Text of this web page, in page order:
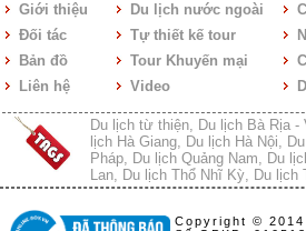
Giới thiệu
Đối tác
Bản đồ
Liên hệ
Du lịch nước ngoài
Tự thiết kế tour
Tour Khuyến mại
Video
Du lịch từ thiện, Du lịch Bà Rịa -
lịch Hà Giang, Du lịch Hà Nội,
Pháp, Du lịch Quảng Nam, Du
Lan, Du lịch Thổ Nhĩ Kỳ, Du lịch
Copyright ©